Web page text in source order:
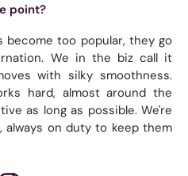
point?
become too popular, they go
We in the biz call it
with silky smoothness.
hard, almost around the
as long as possible. We're
always on duty to keep them